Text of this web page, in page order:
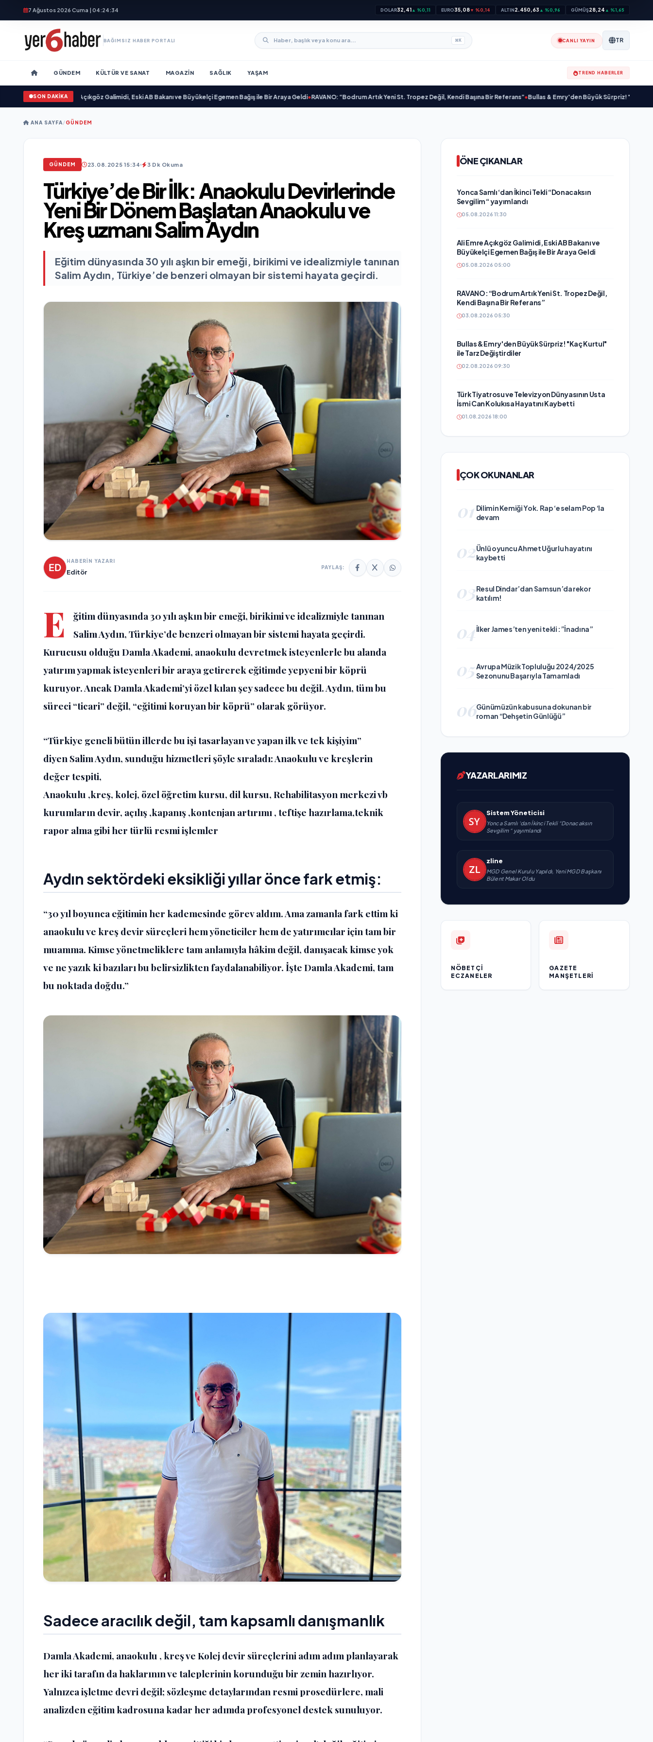
7 Ağustos 2026 Cuma | 04:24:36 DOLAR32,41▲ %0,11 EURO35,08▼ %0,14 ALTIN2.450,63 ▲ %0,96 GÜMÜŞ28,24 ▲ %1,65
BAĞIMSIZ HABER PORTALI ⌘K CANLI YAYIN TR
GÜNDEM KÜLTÜR VE SANAT MAGAZIN SAĞLIK YAŞAM TREND HABERLER
SON DAKİKA
Ali Emre Açıkgöz Galimidi, Eski AB Bakanı ve Büyükelçi Egemen Bağış ile Bir Araya Geldi•RAVANO: “Bodrum Artık Yeni St. Tropez Değil, Kendi Başına Bir Referans”•Bullas & Emry'den Büyük Sürpriz! "Kaç Kurtul" ile
ANA SAYFA/GÜNDEM
GÜNDEM 23.08.2025 15:34 3 Dk Okuma
Türkiye’de Bir İlk: Anaokulu Devirlerinde
Yeni Bir Dönem Başlatan Anaokulu ve
Kreş uzmanı Salim Aydın
Eğitim dünyasında 30 yılı aşkın bir emeği, birikimi ve idealizmiyle tanınan
Salim Aydın, Türkiye’de benzeri olmayan bir sistemi hayata geçirdi.
HABERİN YAZARI
Editör
PAYLAŞ:
E
ğitim dünyasında 30 yılı aşkın bir emeği, birikimi ve idealizmiyle tanınan
Salim Aydın, Türkiye’de benzeri olmayan bir sistemi hayata geçirdi.
Kurucusu olduğu Damla Akademi, anaokulu devretmek isteyenlerle bu alanda
yatırım yapmak isteyenleri bir araya getirerek eğitimde yepyeni bir köprü
kuruyor. Ancak Damla Akademi’yi özel kılan şey sadece bu değil. Aydın, tüm bu
süreci “ticari” değil, “eğitimi koruyan bir köprü” olarak görüyor.
“Türkiye geneli bütün illerde bu işi tasarlayan ve yapan ilk ve tek kişiyim”
diyen Salim Aydın, sunduğu hizmetleri şöyle sıraladı: Anaokulu ve kreşlerin
değer tespiti,
Anaokulu ,kreş, kolej, özel öğretim kursu, dil kursu, Rehabilitasyon merkezi vb
kurumların devir, açılış ,kapanış ,kontenjan artırımı , teftişe hazırlama,teknik
rapor alma gibi her türlü resmi işlemler
Aydın sektördeki eksikliği yıllar önce fark etmiş:
“30 yıl boyunca eğitimin her kademesinde görev aldım. Ama zamanla fark ettim ki
anaokulu ve kreş devir süreçleri hem yöneticiler hem de yatırımcılar için tam bir
muamma. Kimse yönetmeliklere tam anlamıyla hâkim değil, danışacak kimse yok
ve ne yazık ki bazıları bu belirsizlikten faydalanabiliyor. İşte Damla Akademi, tam
bu noktada doğdu.”
Sadece aracılık değil, tam kapsamlı danışmanlık
Damla Akademi, anaokulu , kreş ve Kolej devir süreçlerini adım adım planlayarak
her iki tarafın da haklarının ve taleplerinin korunduğu bir zemin hazırlıyor.
Yalnızca işletme devri değil; sözleşme detaylarından resmi prosedürlere, mali
analizden eğitim kadrosuna kadar her adımda profesyonel destek sunuluyor.
ÖNE ÇIKANLAR
Yonca Samlı ‘dan İkinci Tekli “Donacaksın
Sevgilim “ yayımlandı
05.08.2026 11:30
Ali Emre Açıkgöz Galimidi, Eski AB Bakanı ve
Büyükelçi Egemen Bağış ile Bir Araya Geldi
05.08.2026 05:00
RAVANO: “Bodrum Artık Yeni St. Tropez Değil,
Kendi Başına Bir Referans”
03.08.2026 05:30
Bullas & Emry'den Büyük Sürpriz! "Kaç Kurtul"
ile Tarz Değiştirdiler
02.08.2026 09:30
Türk Tiyatrosu ve Televizyon Dünyasının Usta
İsmi Can Kolukısa Hayatını Kaybetti
01.08.2026 18:00
ÇOK OKUNANLAR
01 Dilimin Kemiği Yok. Rap ‘e selam Pop ‘la
devam
02Ünlü oyuncu Ahmet Uğurlu hayatını
kaybetti
03Resul Dindar’dan Samsun’da rekor
katılım!
04İlker James’ten yeni tekli :”İnadına”
05Avrupa Müzik Topluluğu 2024/2025
Sezonunu Başarıyla Tamamladı
06Günümüzün kabusuna dokunan bir
roman “Dehşetin Günlüğü”
YAZARLARIMIZ
Sistem Yöneticisi
Yonca Samlı ‘dan İkinci Tekli “Donacaksın
Sevgilim “ yayımlandı
zline
MGD Genel Kurulu Yapıldı, Yeni MGD Başkanı
Bülent Makar Oldu
NÖBETÇI
ECZANELER
GAZETE
MANŞETLERI